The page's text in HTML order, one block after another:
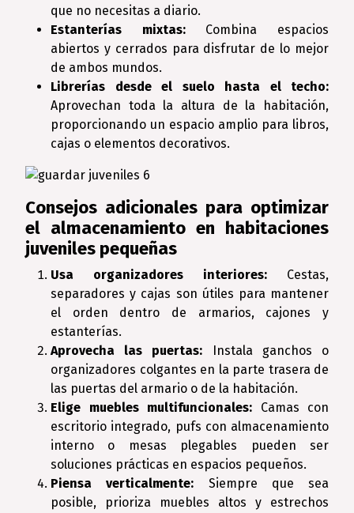
que no necesitas a diario.
Estanterías mixtas:Combina espacios
abiertos y cerrados para disfrutar de lo mejor
de ambos mundos.
Librerías desde el suelo hasta el techo:
Aprovechan toda la altura de la habitación,
proporcionando un espacio amplio para libros,
cajas o elementos decorativos.
Consejos adicionales para optimizar
el almacenamiento en habitaciones
juveniles pequeñas
Usa organizadores interiores: Cestas,
separadores y cajas son útiles para mantener
el orden dentro de armarios, cajones y
estanterías.
Aprovecha las puertas: Instala ganchos o
organizadores colgantes en la parte trasera de
las puertas del armario o de la habitación.
Elige muebles multifuncionales: Camas con
escritorio integrado, pufs con almacenamiento
interno o mesas plegables pueden ser
soluciones prácticas en espacios pequeños.
Piensa verticalmente: Siempre que sea
posible, prioriza muebles altos y estrechos